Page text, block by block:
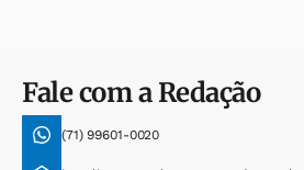
Fale com a Redação
(71) 99601-0020